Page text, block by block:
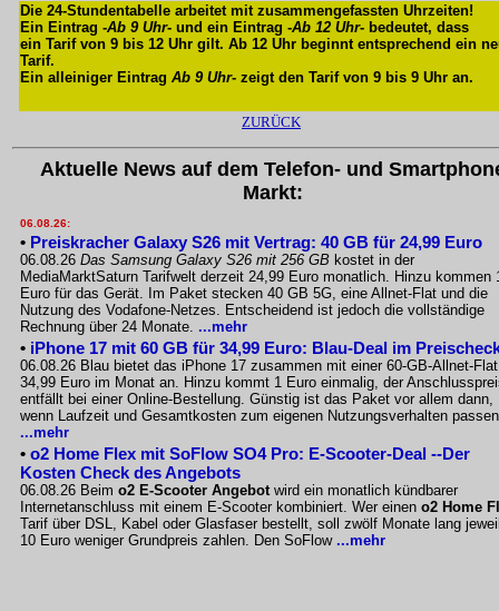
Die 24-Stundentabelle arbeitet mit zusammengefassten Uhrzeiten!
Ein Eintrag -Ab 9 Uhr- und ein Eintrag -Ab 12 Uhr- bedeutet, dass
ein Tarif von 9 bis 12 Uhr gilt. Ab 12 Uhr beginnt entsprechend ein
Tarif.
Ein alleiniger Eintrag Ab 9 Uhr- zeigt den Tarif von 9 bis 9 Uhr an.
ZURÜCK
Aktuelle News auf dem Telefon- und
Markt:
06.08.26:
• Preiskracher Galaxy S26 mit Vertrag: 40 GB für 24,99 Euro
06.08.26 Das Samsung Galaxy S26 mit 256 GB kostet in der
MediaMarktSaturn Tarifwelt derzeit 24,99 Euro monatlich. Hinzu kommen
Euro für das Gerät. Im Paket stecken 40 GB 5G, eine Allnet-Flat und die
Nutzung des Vodafone-Netzes. Entscheidend ist jedoch die vollständige
Rechnung über 24 Monate. ...mehr
• iPhone 17 mit 60 GB für 34,99 Euro: Blau-Deal im
06.08.26 Blau bietet das iPhone 17 zusammen mit einer 60-GB-Allnet-
34,99 Euro im Monat an. Hinzu kommt 1 Euro einmalig, der
entfällt bei einer Online-Bestellung. Günstig ist das Paket vor allem dann,
wenn Laufzeit und Gesamtkosten zum eigenen Nutzungsverhalten
...mehr
• o2 Home Flex mit SoFlow SO4 Pro: E-Scooter-Deal --Der
Kosten Check des Angebots
06.08.26 Beim o2 E-Scooter Angebotwird ein monatlich kündbarer
Internetanschluss mit einem E-Scooter kombiniert. Wer einen o2 Home
Tarif über DSL, Kabel oder Glasfaser bestellt, soll zwölf Monate lang
10 Euro weniger Grundpreis zahlen. Den SoFlow ...mehr